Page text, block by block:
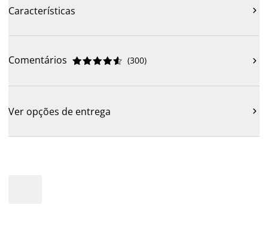
Características 
Comentários 




 (300) 
Ver opções de entrega 